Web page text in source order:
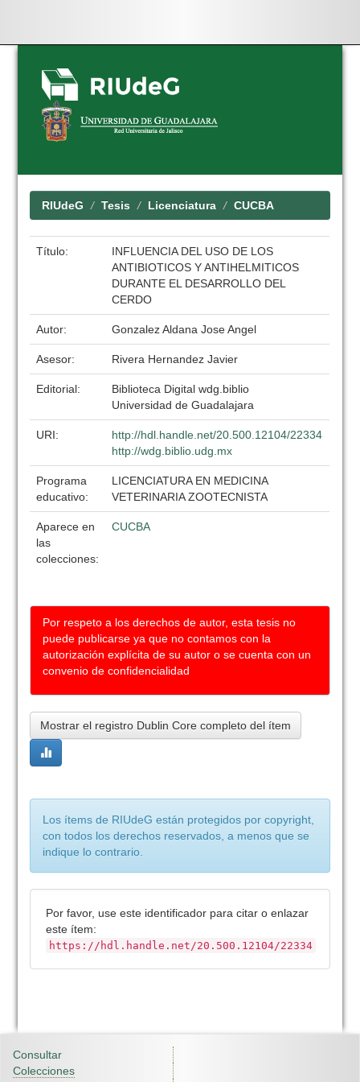
Skip
navigation
RIUdeG Tesis Licenciatura CUCBA
Título:
INFLUENCIA DEL USO DE LOS
ANTIBIOTICOS Y ANTIHELMITICOS
DURANTE EL DESARROLLO DEL
CERDO
Autor: Gonzalez Aldana Jose Angel
Asesor: Rivera Hernandez Javier
Editorial:
Biblioteca Digital wdg.biblio
Universidad de Guadalajara
URI:
http://hdl.handle.net/20.500.12104/22334
http://wdg.biblio.udg.mx
Programa
educativo:
LICENCIATURA EN MEDICINA
VETERINARIA ZOOTECNISTA
Aparece en
las
colecciones:
CUCBA
Por respeto a los derechos de autor, esta tesis no
puede publicarse ya que no contamos con la
autorización explícita de su autor o se cuenta con un
convenio de confidencialidad
Mostrar el registro Dublin Core completo del ítem
Los ítems de RIUdeG están protegidos por copyright,
con todos los derechos reservados, a menos que se
indique lo contrario.
Por favor, use este identificador para citar o enlazar
este ítem:
https://hdl.handle.net/20.500.12104/22334
Consultar
Colecciones